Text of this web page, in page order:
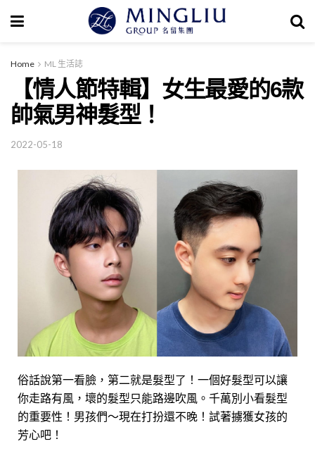
Home ML 生活誌
【情人節特輯】女生最愛的6款
帥氣男神髮型！
2022-05-18
俗話說第一看臉，第二就是髮型了！一個好髮型可以讓
你走路有風，壞的髮型只能路邊吹風。千萬別小看髮型
的重要性！男孩們～現在打扮還不晚！試著擄獲女孩的
芳心吧！